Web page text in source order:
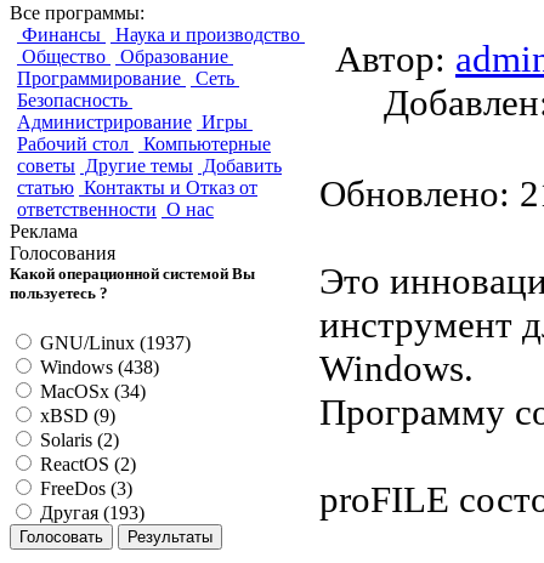
Все программы:
Финансы
Наука и производство
Общество
Образование
Программирование
Сеть
Безопасность
Администрирование Игры
Рабочий стол
Компьютерные
советы Другие темы Добавить
статью Контакты и Отказ от
ответственности О нас
Реклама
Голосования
Какой операционной системой Вы
пользуетесь ?
GNU/Linux (1937)
Windows (438)
MacOSx (34)
xBSD (9)
Solaris (2)
ReactOS (2)
FreeDos (3)
Другая (193)
Автор:
Обновлено:
Это
инструмент
Windows.
Программу
proFILE